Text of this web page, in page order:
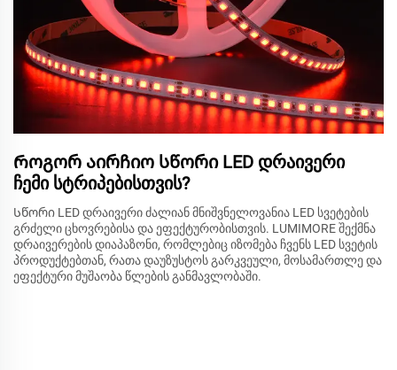
Როგორ აირჩიო სწორი LED დრაივერი
ჩემი სტრიპებისთვის?
Სწორი LED დრაივერი ძალიან მნიშვნელოვანია LED სვეტების
გრძელი ცხოვრებისა და ეფექტურობისთვის. LUMIMORE შექმნა
დრაივერების დიაპაზონი, რომლებიც იზომება ჩვენს LED სვეტის
პროდუქტებთან, რათა დაუზუსტოს გარკვეული, მოსამართლე და
ეფექტური მუშაობა წლების განმავლობაში.